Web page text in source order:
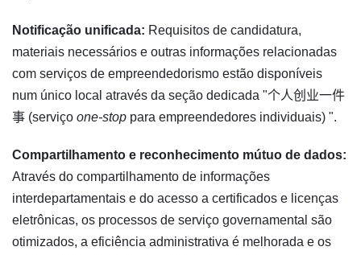
Notificação unificada: Requisitos de candidatura,
materiais necessários e outras informações relacionadas
com serviços de empreendedorismo estão disponíveis
num único local através da seção dedicada "个人创业一件
事 (serviço one-stop para empreendedores individuais) ".
Compartilhamento e reconhecimento mútuo de dados:
Através do compartilhamento de informações
interdepartamentais e do acesso a certificados e licenças
eletrônicas, os processos de serviço governamental são
otimizados, a eficiência administrativa é melhorada e os